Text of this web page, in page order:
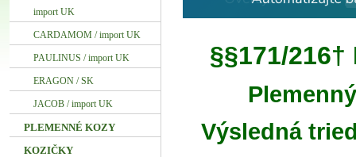
§§171/216†
Výsledná
import UK
CARDAMOM / import UK
PAULINUS / import UK
ERAGON / SK
JACOB / import UK
PLEMENNÉ KOZY
KOZIČKY